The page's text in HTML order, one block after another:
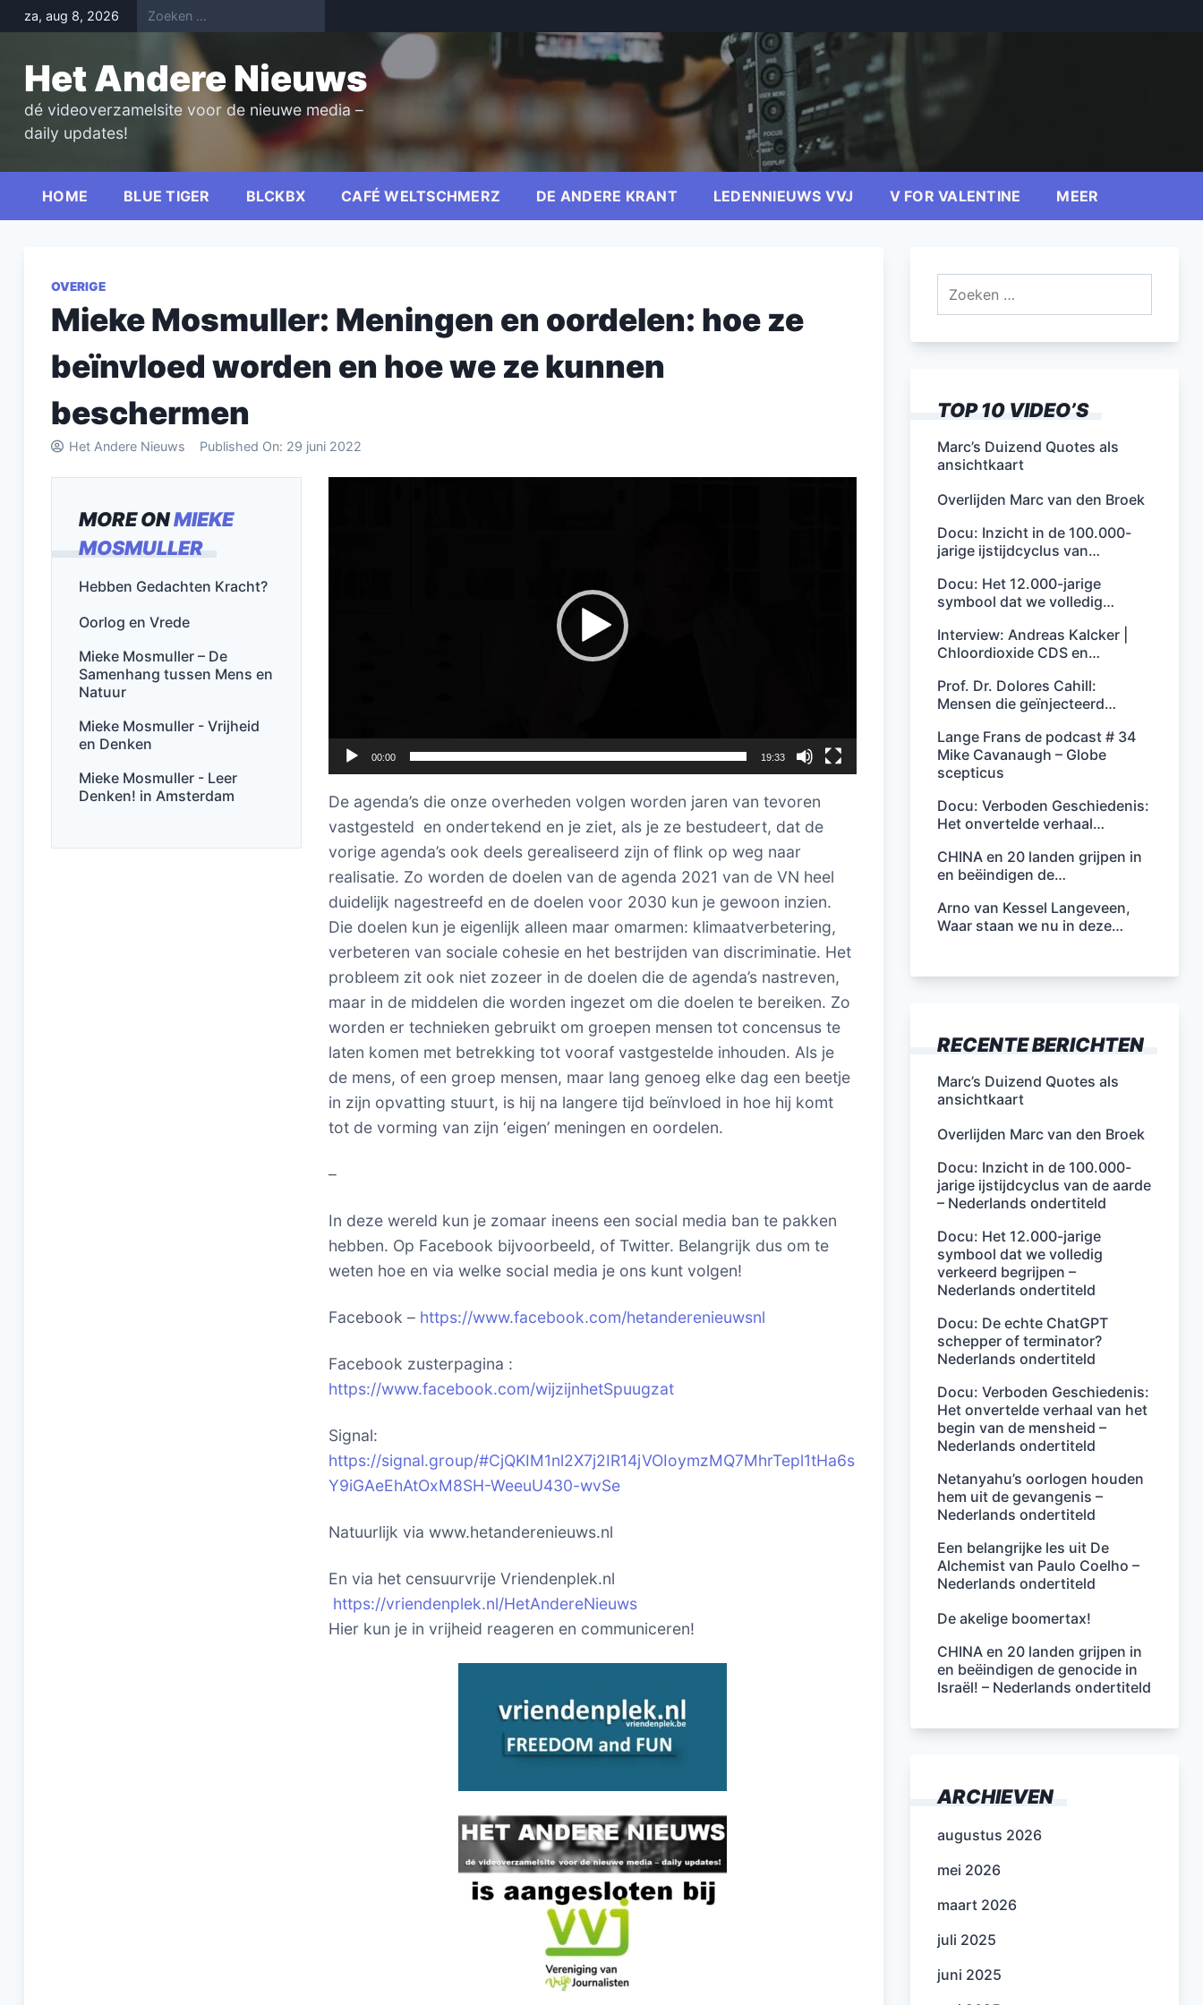
Skip
to
za, aug 8, 2026
Het Andere Nieuws
dé videoverzamelsite voor de nieuwe media –
daily updates!
HOME BLUE TIGER BLCKBX CAFÉ WELTSCHMERZ DE ANDERE KRANT LEDENNIEUWS VVJ V FOR VALENTINE MEER
OVERIGE
Mieke Mosmuller: Meningen en oordelen: hoe ze
beïnvloed worden en hoe we ze kunnen
beschermen
Het Andere Nieuws Published On: 29 juni 2022
MORE ONMIEKE
MOSMULLER
Hebben Gedachten Kracht?
Oorlog en Vrede
Mieke Mosmuller – De
Samenhang tussen Mens en
Natuur
Mieke Mosmuller - Vrijheid
en Denken
Mieke Mosmuller - Leer
Denken! in Amsterdam
00:00 19:33
De agenda’s die onze overheden volgen worden jaren van tevoren
vastgesteld en ondertekend en je ziet, als je ze bestudeert, dat de
vorige agenda’s ook deels gerealiseerd zijn of flink op weg naar
realisatie. Zo worden de doelen van de agenda 2021 van de VN heel
duidelijk nagestreefd en de doelen voor 2030 kun je gewoon inzien.
Die doelen kun je eigenlijk alleen maar omarmen: klimaatverbetering,
verbeteren van sociale cohesie en het bestrijden van discriminatie. Het
probleem zit ook niet zozeer in de doelen die de agenda’s nastreven,
maar in de middelen die worden ingezet om die doelen te bereiken. Zo
worden er technieken gebruikt om groepen mensen tot concensus te
laten komen met betrekking tot vooraf vastgestelde inhouden. Als je
de mens, of een groep mensen, maar lang genoeg elke dag een beetje
in zijn opvatting stuurt, is hij na langere tijd beïnvloed in hoe hij komt
tot de vorming van zijn ‘eigen’ meningen en oordelen.
–
In deze wereld kun je zomaar ineens een social media ban te pakken
hebben. Op Facebook bijvoorbeeld, of Twitter. Belangrijk dus om te
weten hoe en via welke social media je ons kunt volgen!
Facebook – https://www.facebook.com/hetanderenieuwsnl
Facebook zusterpagina :
https://www.facebook.com/wijzijnhetSpuugzat
Signal:
https://signal.group/#CjQKIM1nl2X7j2IR14jVOIoymzMQ7MhrTepl1tHa6s
Y9iGAeEhAtOxM8SH-WeeuU430-wvSe
Natuurlijk via www.hetanderenieuws.nl
En via het censuurvrije Vriendenplek.nl
https://vriendenplek.nl/HetAndereNieuws
Hier kun je in vrijheid reageren en communiceren!
TOP 10 VIDEO’S
Marc’s Duizend Quotes als
ansichtkaart
Overlijden Marc van den Broek
Docu: Inzicht in de 100.000-
jarige ijstijdcyclus van…
Docu: Het 12.000-jarige
symbool dat we volledig…
Interview: Andreas Kalcker |
Chloordioxide CDS en…
Prof. Dr. Dolores Cahill:
Mensen die geïnjecteerd…
Lange Frans de podcast # 34
Mike Cavanaugh – Globe
scepticus
Docu: Verboden Geschiedenis:
Het onvertelde verhaal…
CHINA en 20 landen grijpen in
en beëindigen de…
Arno van Kessel Langeveen,
Waar staan we nu in deze…
RECENTE BERICHTEN
Marc’s Duizend Quotes als
ansichtkaart
Overlijden Marc van den Broek
Docu: Inzicht in de 100.000-
jarige ijstijdcyclus van de aarde
– Nederlands ondertiteld
Docu: Het 12.000-jarige
symbool dat we volledig
verkeerd begrijpen –
Nederlands ondertiteld
Docu: De echte ChatGPT
schepper of terminator?
Nederlands ondertiteld
Docu: Verboden Geschiedenis:
Het onvertelde verhaal van het
begin van de mensheid –
Nederlands ondertiteld
Netanyahu’s oorlogen houden
hem uit de gevangenis –
Nederlands ondertiteld
Een belangrijke les uit De
Alchemist van Paulo Coelho –
Nederlands ondertiteld
De akelige boomertax!
CHINA en 20 landen grijpen in
en beëindigen de genocide in
Israël! – Nederlands ondertiteld
ARCHIEVEN
augustus 2026
mei 2026
maart 2026
juli 2025
juni 2025